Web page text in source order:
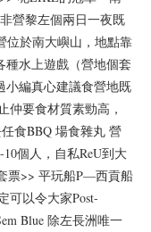
營黎左個兩日一夜既
位於南大嶼山，地點靠
種水上遊戲（營地個套
小編真心建議食營地既
仲要食材質素勁高，
食BBQ 場食雜丸 營
個人，自私ReU到大
票>> 平玩船P—西貢船
可以令大家Post-
Blue 除左長洲唯一